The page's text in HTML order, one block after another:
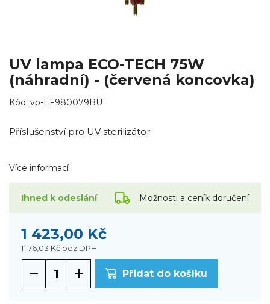
UV lampa ECO-TECH 75W
(náhradní) - (červená koncovka)
Kód: vp-EF980079BU
Příslušenství pro UV sterilizátor
Více informací
Ihned k odeslání Možnosti a ceník doručení
1 423,00 Kč
1 176,03 Kč bez DPH
Přidat do košíku